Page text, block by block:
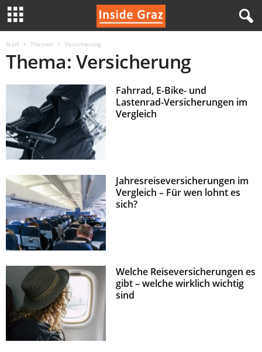
Start Themen Versicherung
Thema: Versicherung
Fahrrad, E-Bike- und
Lastenrad-Versicherungen im
Vergleich
Jahresreiseversicherungen im
Vergleich – Für wen lohnt es
sich?
Welche Reiseversicherungen es
gibt – welche wirklich wichtig
sind